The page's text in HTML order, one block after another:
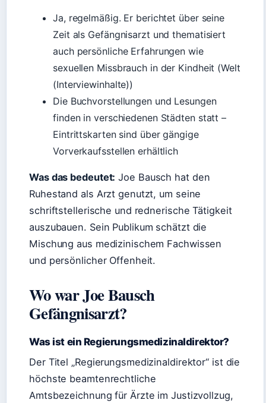
Ja, regelmäßig. Er berichtet über seine
Zeit als Gefängnisarzt und thematisiert
auch persönliche Erfahrungen wie
sexuellen Missbrauch in der Kindheit (Welt
(Interviewinhalte))
Die Buchvorstellungen und Lesungen
finden in verschiedenen Städten statt –
Eintrittskarten sind über gängige
Vorverkaufsstellen erhältlich
Was das bedeutet: Joe Bausch hat den
Ruhestand als Arzt genutzt, um seine
schriftstellerische und rednerische Tätigkeit
auszubauen. Sein Publikum schätzt die
Mischung aus medizinischem Fachwissen
und persönlicher Offenheit.
Wo war Joe Bausch
Gefängnisarzt?
Was ist ein Regierungsmedizinaldirektor?
Der Titel „Regierungsmedizinaldirektor“ ist die
höchste beamtenrechtliche
Amtsbezeichnung für Ärzte im Justizvollzug,